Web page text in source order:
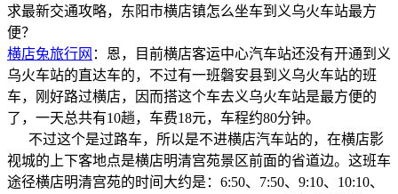
求最新交通攻略，东阳市横店镇怎么坐车到义乌火车站最方
便？
横店兔旅行网 ：恩，目前横店客运中心汽车站还没有开通到义
乌火车站的直达车的，不过有一班磐安县到义乌火车站的班
车，刚好路过横店，因而搭这个车去义乌火车站是最方便的
了，一天总共有10趟，车费18元，车程约80分钟。
不过这个是过路车，所以是不进横店汽车站的，在横店影
视城的上下客地点是横店明清宫苑景区前面的省道边。这班车
途径横店明清宫苑的时间大约是：6:50、7:50、9:10、10:10、